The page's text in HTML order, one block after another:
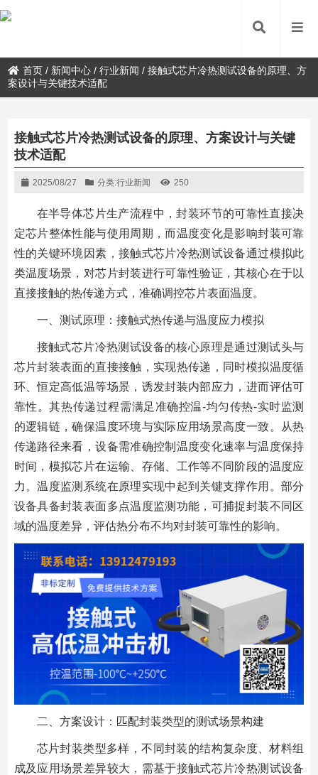
首页 / 新闻中心 /行业新闻 /接触式芯片冷热测试设备的原理、方
案设计与关键技术适配
接触式芯片冷热测试设备的原理、方案设计与关键
技术适配
2025/08/27 分类:行业新闻 250
在半导体芯片生产流程中，封装环节的可靠性直接决
定芯片整体性能与使用周期，而温度变化是影响封装可靠
性的关键环境因素，接触式芯片冷热测试设备通过模拟此
类温度场景，对芯片封装进行可靠性验证，其核心在于以
直接接触的热传递方式，准确调控芯片表面温度。
一、测试原理：接触式热传递与温度应力模拟
接触式芯片冷热测试设备的核心原理是通过测试头与
芯片封装表面的直接接触，实现热传递，同时模拟温度循
环、恒定高低温等场景，诱发封装内部应力，进而评估可
靠性。其热传递过程需满足准确控温-均匀传热-实时监测
的逻辑链，确保温度环境与实际应用场景高度一致。从热
传递路径来看，设备需准确控制温度变化速率与温度保持
时间，模拟芯片在运输、存储、工作等不同阶段的温度应
力。温度监测系统在原理实现中起到关键支撑作用。部分
设备具备封装表面多点温度监测功能，可捕捉封装不同区
域的温度差异，评估热分布不均对封装可靠性的影响。
二、方案设计：匹配封装类型的测试场景构建
芯片封装类型多样，不同封装的结构复杂度、材料组
成及应用场景差异较大，需基于接触式芯片冷热测试设备